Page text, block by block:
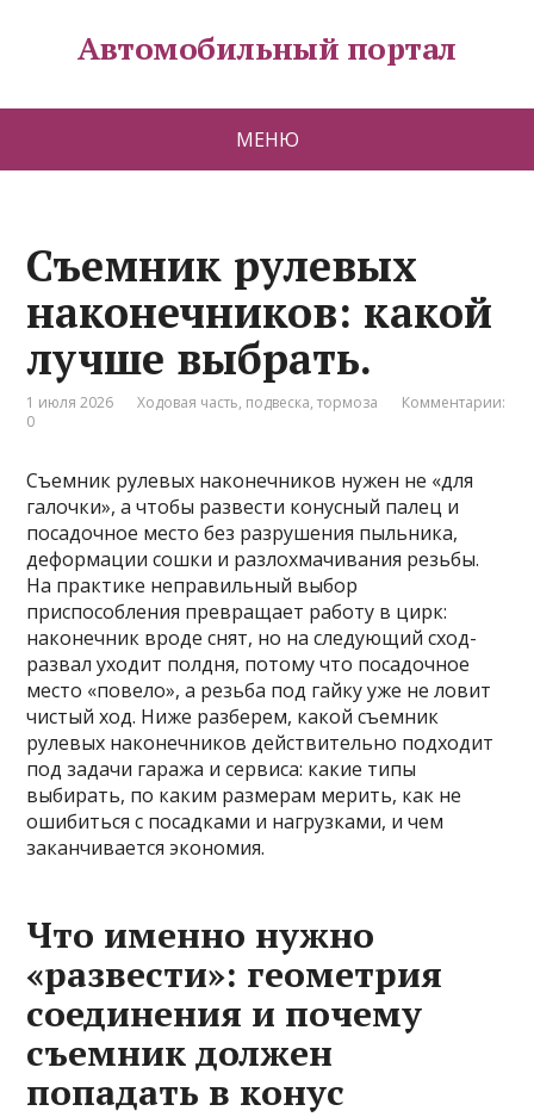
Автомобильный портал
МЕНЮ
Съемник рулевых
наконечников: какой
лучше выбрать.
1 июля 2026 Ходовая часть, подвеска, тормоза
Комментарии:
0
Съемник рулевых наконечников нужен не «для
галочки», а чтобы развести конусный палец и
посадочное место без разрушения пыльника,
деформации сошки и разлохмачивания резьбы.
На практике неправильный выбор
приспособления превращает работу в цирк:
наконечник вроде снят, но на следующий сход-
развал уходит полдня, потому что посадочное
место «повело», а резьба под гайку уже не ловит
чистый ход. Ниже разберем, какой съемник
рулевых наконечников действительно подходит
под задачи гаража и сервиса: какие типы
выбирать, по каким размерам мерить, как не
ошибиться с посадками и нагрузками, и чем
заканчивается экономия.
Что именно нужно
«развести»: геометрия
соединения и почему
съемник должен
попадать в конус